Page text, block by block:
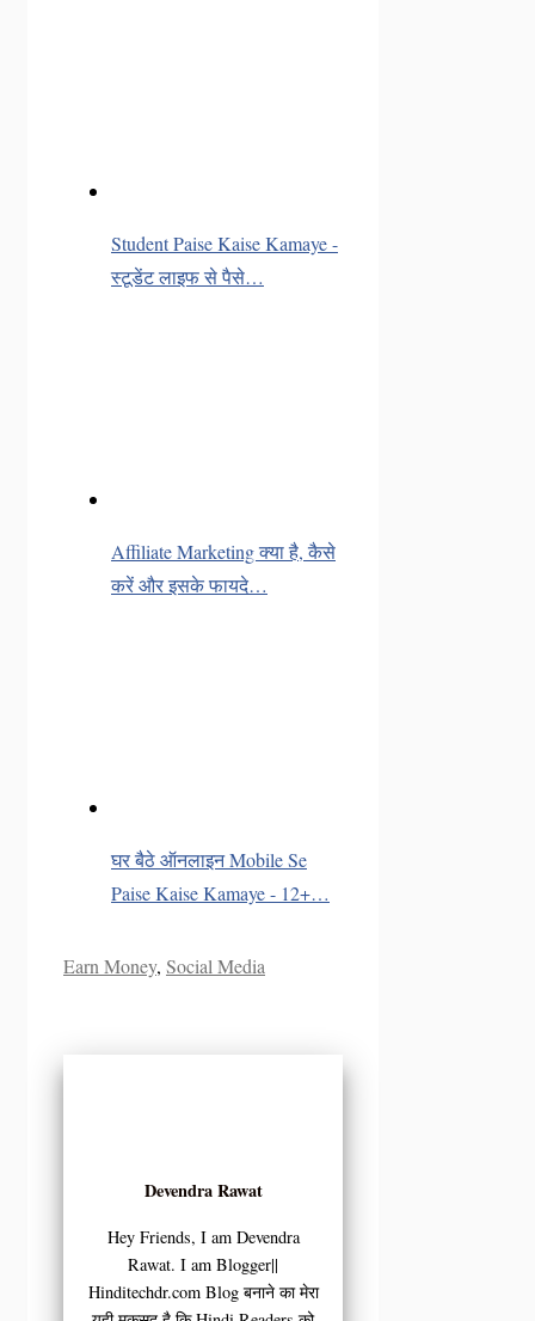
Student Paise Kaise Kamaye -
स्टूडेंट लाइफ से पैसे…
Affiliate Marketing क्या है, कैसे
करें और इसके फायदे…
घर बैठे ऑनलाइन Mobile Se
Paise Kaise Kamaye - 12+…
Categories
Earn Money, Social Media
Devendra Rawat
Hey Friends, I am Devendra
Rawat. I am Blogger||
Hinditechdr.com Blog बनाने का मेरा